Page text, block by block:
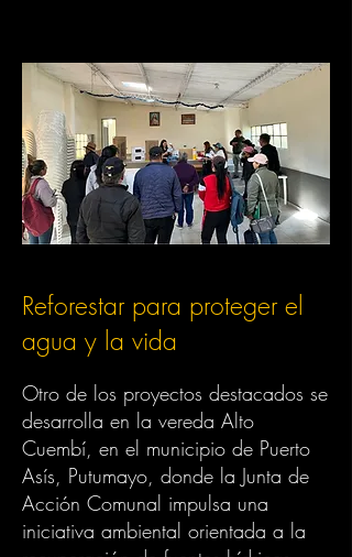
Reforestar para proteger el
agua y la vida
Otro de los proyectos destacados se
desarrolla en la vereda Alto
Cuembí, en el municipio de Puerto
Asís, Putumayo, donde la Junta de
Acción Comunal impulsa una
iniciativa ambiental orientada a la